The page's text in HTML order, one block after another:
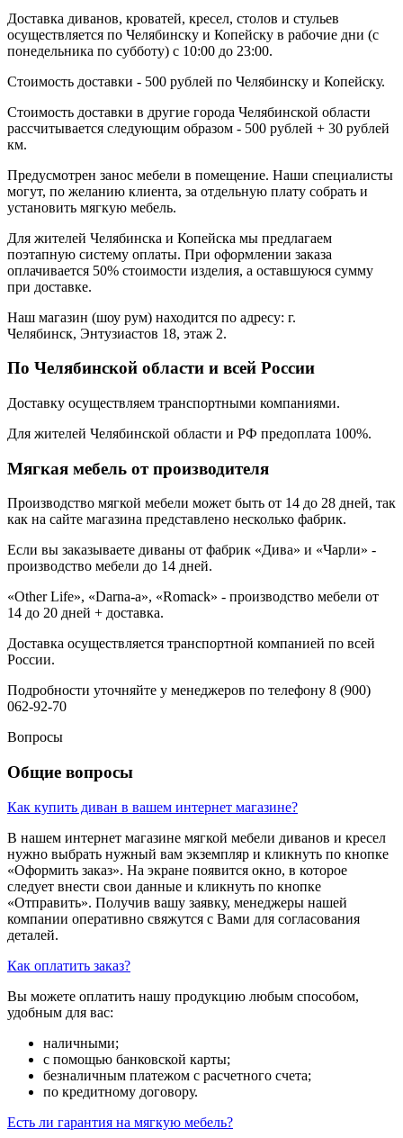
Доставка диванов, кроватей, кресел, столов и стульев
осуществляется по Челябинску и Копейску в рабочие дни (с
понедельника по субботу) с 10:00 до 23:00.
Стоимость доставки - 500 рублей по Челябинску и Копейску.
Стоимость доставки в другие города Челябинской области
рассчитывается следующим образом - 500 рублей + 30 рублей
км.
Предусмотрен занос мебели в помещение. Наши специалисты
могут, по желанию клиента, за отдельную плату собрать и
установить мягкую мебель.
Для жителей Челябинска и Копейска мы предлагаем
поэтапную систему оплаты. При оформлении заказа
оплачивается 50% стоимости изделия, а оставшуюся сумму
при доставке.
Наш магазин (шоу рум) находится по адресу: г.
Челябинск, Энтузиастов 18, этаж 2.
По Челябинской области и всей России
Доставку осуществляем транспортными компаниями.
Для жителей Челябинской области и РФ предоплата 100%.
Мягкая мебель от производителя
Производство мягкой мебели может быть от 14 до 28 дней, так
как на сайте магазина представлено несколько фабрик.
Если вы заказываете диваны от фабрик «Дива» и «Чарли» -
производство мебели до 14 дней.
«Other Life», «Darna-a», «Romack» - производство мебели от
14 до 20 дней + доставка.
Доставка осуществляется транспортной компанией по всей
России.
Подробности уточняйте у менеджеров по телефону 8 (900)
062-92-70
Вопросы
Общие вопросы
Как купить диван в вашем интернет магазине?
В нашем интернет магазине мягкой мебели диванов и кресел
нужно выбрать нужный вам экземпляр и кликнуть по кнопке
«Оформить заказ». На экране появится окно, в которое
следует внести свои данные и кликнуть по кнопке
«Отправить». Получив вашу заявку, менеджеры нашей
компании оперативно свяжутся с Вами для согласования
деталей.
Как оплатить заказ?
Вы можете оплатить нашу продукцию любым способом,
удобным для вас:
наличными;
с помощью банковской карты;
безналичным платежом с расчетного счета;
по кредитному договору.
Есть ли гарантия на мягкую мебель?